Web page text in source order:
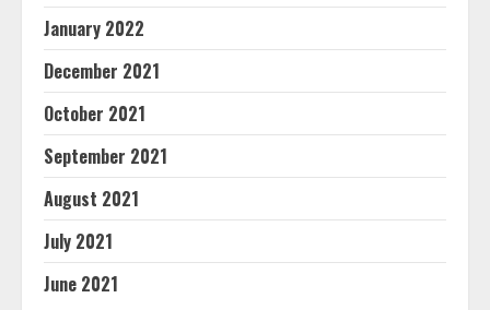
January 2022
December 2021
October 2021
September 2021
August 2021
July 2021
June 2021